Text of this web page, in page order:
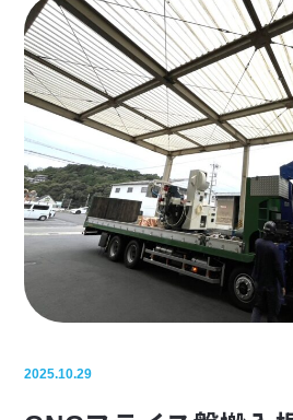
2025.10.29